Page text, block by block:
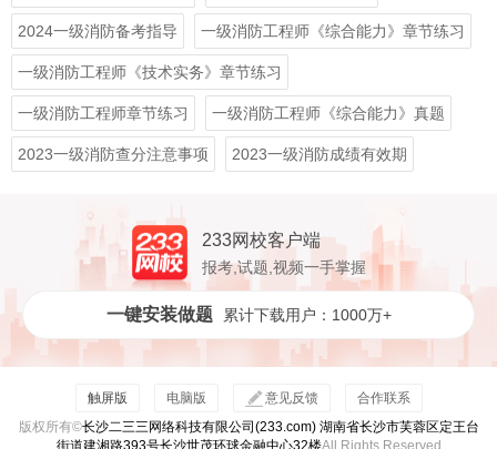
2024一级消防备考指导 一级消防工程师《综合能力》章节练习
一级消防工程师《技术实务》章节练习
一级消防工程师章节练习 一级消防工程师《综合能力》真题
2023一级消防查分注意事项 2023一级消防成绩有效期
233网校客户端
报考,试题,视频一手掌握
一键安装做题 累计下载用户：1000万+
触屏版 电脑版 意见反馈
合作联系
版权所有©长沙二三三网络科技有限公司(233.com) 湖南省长沙市芙蓉区定王台